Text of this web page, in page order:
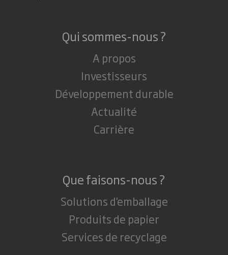
Qui sommes-nous ?
A propos
Investisseurs
Développement durable
Actualité
Carrière
Que faisons-nous ?
Solutions d'emballage
Produits de papier
Services de recyclage